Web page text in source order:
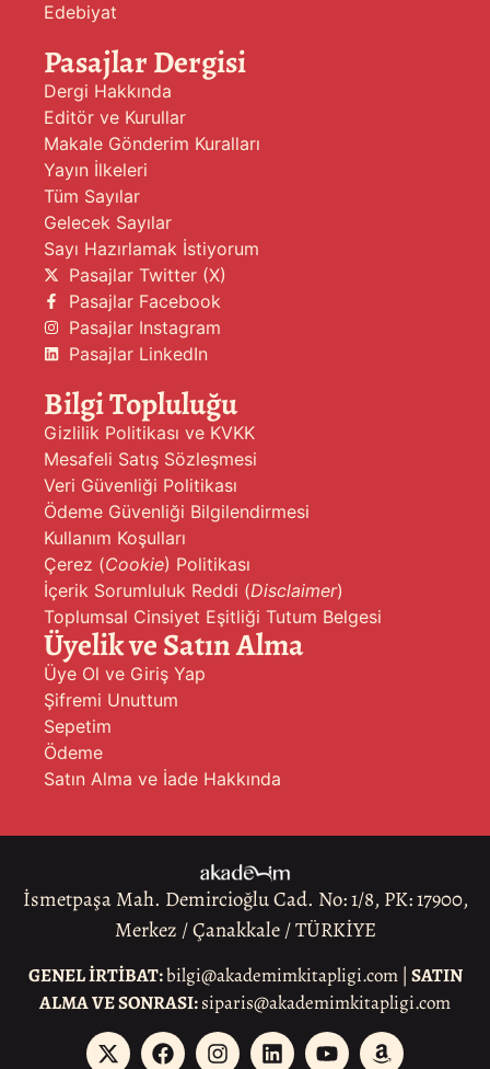
Edebiyat
Pasajlar Dergisi
Dergi Hakkında
Editör ve Kurullar
Makale Gönderim Kuralları
Yayın İlkeleri
Tüm Sayılar
Gelecek Sayılar
Sayı Hazırlamak İstiyorum
Pasajlar Twitter (X)
Pasajlar Facebook
Pasajlar Instagram
Pasajlar LinkedIn
Bilgi Topluluğu
Gizlilik Politikası ve KVKK
Mesafeli Satış Sözleşmesi
Veri Güvenliği Politikası
Ödeme Güvenliği Bilgilendirmesi
Kullanım Koşulları
Çerez (Cookie) Politikası
İçerik Sorumluluk Reddi (Disclaimer)
Toplumsal Cinsiyet Eşitliği Tutum Belgesi
Üyelik ve Satın Alma
Üye Ol ve Giriş Yap
Şifremi Unuttum
Sepetim
Ödeme
Satın Alma ve İade Hakkında
İsmetpaşa Mah. Demircioğlu Cad. No: 1/8, PK: 17900,
Merkez / Çanakkale / TÜRKİYE
GENEL İRTİBAT:bilgi@akademimkitapligi.com | SATIN
ALMA VE SONRASI:siparis@akademimkitapligi.com